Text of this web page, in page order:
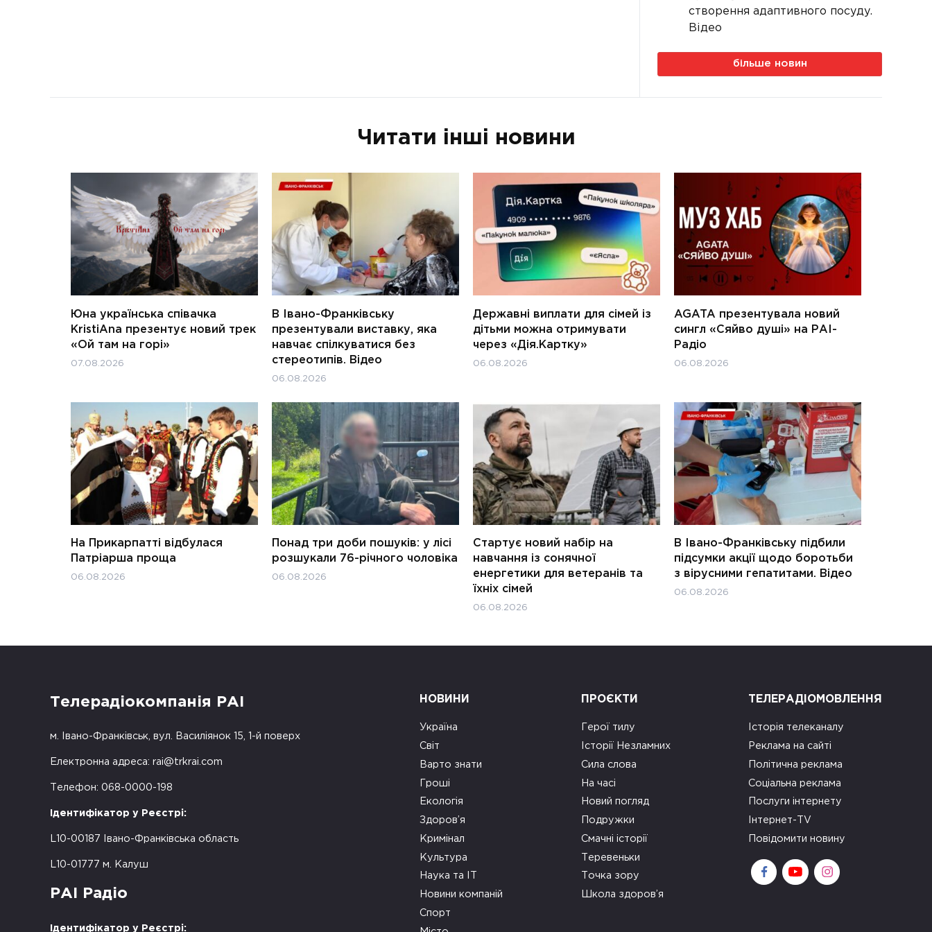
створення адаптивного посуду.
Відео
більше новин
Читати інші новини
Юна українська співачка
KristiAna презентує новий трек
«Ой там на горі»
07.08.2026
В Івано-Франківську
презентували виставку, яка
навчає спілкуватися без
стереотипів. Відео
06.08.2026
Державні виплати для сімей із
дітьми можна отримувати
через «Дія.Картку»
06.08.2026
AGATA презентувала новий
сингл «Сяйво душі» на РАІ-
Радіо
06.08.2026
На Прикарпатті відбулася
Патріарша проща
06.08.2026
Понад три доби пошуків: у лісі
розшукали 76-річного чоловіка
06.08.2026
Стартує новий набір на
навчання із сонячної
енергетики для ветеранів та
їхніх сімей
06.08.2026
В Івано-Франківську підбили
підсумки акції щодо боротьби
з вірусними гепатитами. Відео
06.08.2026
Телерадіокомпанія РАІ
м. Івано-Франківськ, вул. Василіянок 15, 1-й поверх
Електронна адреса: rai@trkrai.com
Телефон: 068-0000-198
Ідентифікатор у Реєстрі:
L10-00187 Івано-Франківська область
L10-01777 м. Калуш
РАІ Радіо
Ідентифікатор у Реєстрі:
НОВИНИ
Україна
Світ
Варто знати
Гроші
Екологія
Здоров’я
Кримінал
Культура
Наука та ІТ
Новини компаній
Спорт
ПРОЄКТИ
Герої тилу
Історії Незламних
Сила слова
На часі
Новий погляд
Подружки
Смачні історії
Теревеньки
Точка зору
Школа здоров’я
ТЕЛЕРАДІОМОВЛЕННЯ
Історія телеканалу
Реклама на сайті
Політична реклама
Соціальна реклама
Послуги інтернету
Інтернет-TV
Повідомити новину